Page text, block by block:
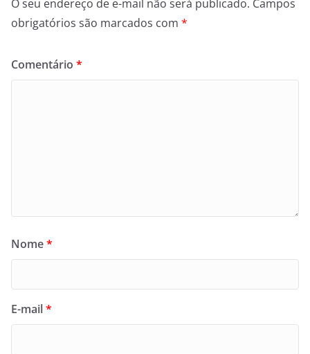
O seu endereço de e-mail não será publicado. Campos
obrigatórios são marcados com *
Comentário *
Nome*
E-mail*